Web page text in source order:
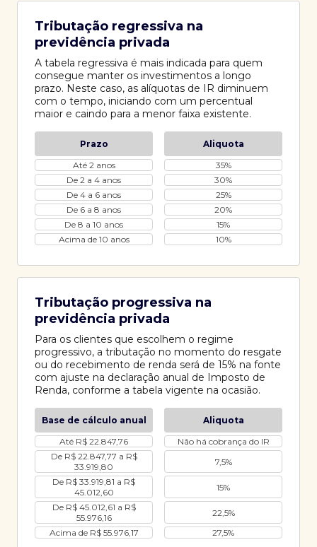
Tributação regressiva na
previdência privada
A tabela regressiva é mais indicada para quem
consegue manter os investimentos a longo
prazo. Neste caso, as alíquotas de IR diminuem
com o tempo, iniciando com um percentual
maior e caindo para a menor faixa existente.
Prazo
Aliquota
Até 2 anos
35%
De 2 a 4 anos
30%
De 4 a 6 anos
25%
De 6 a 8 anos
20%
De 8 a 10 anos
15%
Acima de 10 anos
10%
Tributação progressiva na
previdência privada
Para os clientes que escolhem o regime
progressivo, a tributação no momento do resgate
ou do recebimento de renda será de 15% na fonte
com ajuste na declaração anual de Imposto de
Renda, conforme a tabela vigente na ocasião.
Base de cálculo anual
Aliquota
Até R$ 22.847,76
Não há cobrança do IR
De R$ 22.847,77 a R$
33.919,80
7,5%
De R$ 33.919,81 a R$
45.012,60
15%
De R$ 45.012,61 a R$
55.976,16
22,5%
Acima de R$ 55.976,17
27,5%